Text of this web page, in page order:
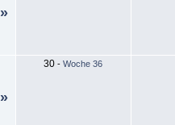
»
»
30 -Woche 36